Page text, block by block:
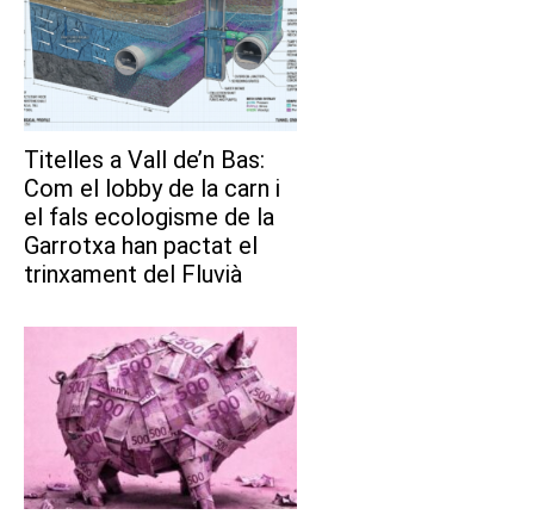
Titelles a Vall de’n Bas:
Com el lobby de la carn i
el fals ecologisme de la
Garrotxa han pactat el
trinxament del Fluvià